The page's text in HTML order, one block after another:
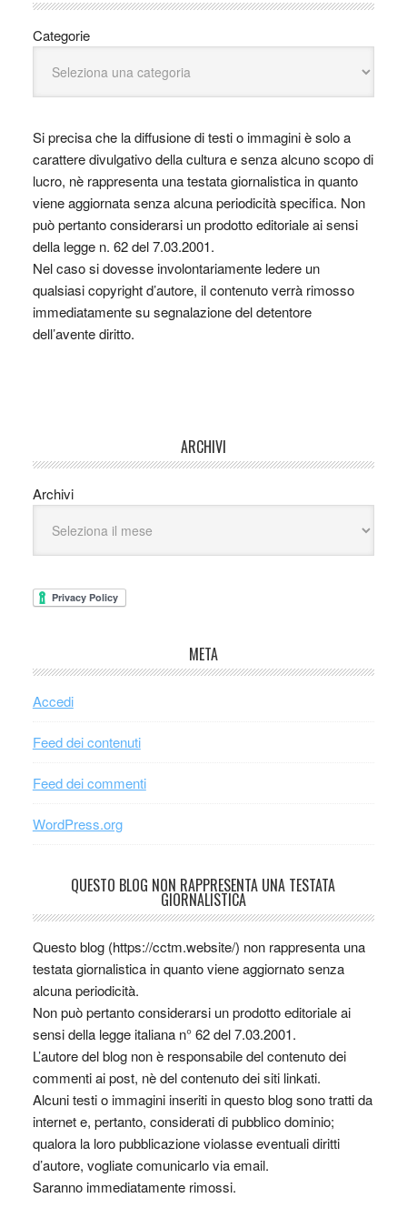
Categorie
Si precisa che la diffusione di testi o immagini è solo a
carattere divulgativo della cultura e senza alcuno scopo di
lucro, nè rappresenta una testata giornalistica in quanto
viene aggiornata senza alcuna periodicità specifica. Non
può pertanto considerarsi un prodotto editoriale ai sensi
della legge n. 62 del 7.03.2001.
Nel caso si dovesse involontariamente ledere un
qualsiasi copyright d’autore, il contenuto verrà rimosso
immediatamente su segnalazione del detentore
dell’avente diritto.
ARCHIVI
Archivi
META
Accedi
Feed dei contenuti
Feed dei commenti
WordPress.org
QUESTO BLOG NON RAPPRESENTA UNA TESTATA
GIORNALISTICA
Questo blog (https://cctm.website/) non rappresenta una
testata giornalistica in quanto viene aggiornato senza
alcuna periodicità.
Non può pertanto considerarsi un prodotto editoriale ai
sensi della legge italiana n° 62 del 7.03.2001.
L’autore del blog non è responsabile del contenuto dei
commenti ai post, nè del contenuto dei siti linkati.
Alcuni testi o immagini inseriti in questo blog sono tratti da
internet e, pertanto, considerati di pubblico dominio;
qualora la loro pubblicazione violasse eventuali diritti
d’autore, vogliate comunicarlo via email.
Saranno immediatamente rimossi.